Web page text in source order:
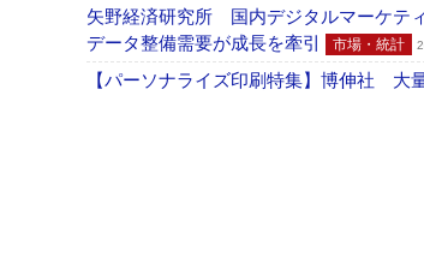
矢野経済研究所 国内デジタルマーケテ
データ整備需要が成長を牽引
市場・統計
【パーソナライズ印刷特集】博伸社 大